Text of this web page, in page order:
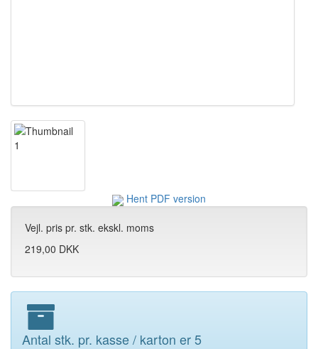
Hent PDF version
Vejl. pris pr. stk. ekskl. moms
219,00 DKK
Antal stk. pr. kasse / karton er 5